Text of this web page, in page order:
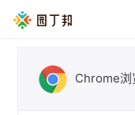
浏览器下载
Chrome浏